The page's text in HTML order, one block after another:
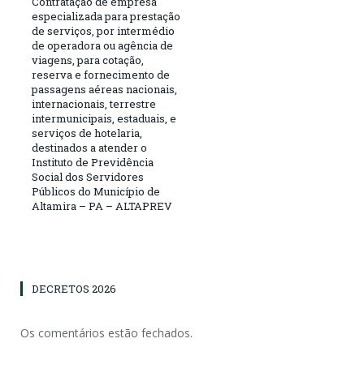
especializada para prestação
de serviços, por intermédio
de operadora ou agência de
viagens, para cotação,
reserva e fornecimento de
passagens aéreas nacionais,
internacionais, terrestre
intermunicipais, estaduais, e
serviços de hotelaria,
destinados a atender o
Instituto de Previdência
Social dos Servidores
Públicos do Município de
Altamira – PA – ALTAPREV
DECRETOS 2026
Os comentários estão fechados.